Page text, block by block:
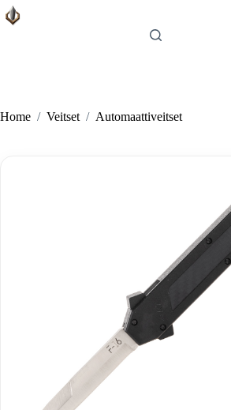
Skip
to
Home / Veitset / Automaattiveitset